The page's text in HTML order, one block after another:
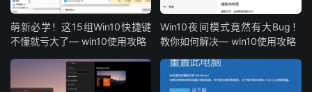
萌新必学！这15组Win10快捷键
不懂就亏大了— win10使用攻略
Win10夜间模式竟然有大Bug！
教你如何解决— win10使用攻略